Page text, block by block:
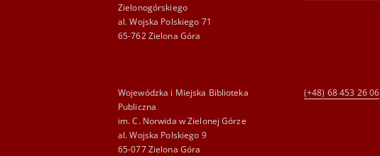
Zielonogórskiego
al. Wojska Polskiego 71
65-762 Zielona Góra
Wojewódzka i Miejska Biblioteka
Publiczna
im. C. Norwida w Zielonej Górze
al. Wojska Polskiego 9
65-077 Zielona Góra
(+48) 68 453 26 06